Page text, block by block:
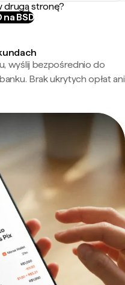
drugą stronę?
na BSD
wyślij bezpośrednio do
Brak ukrytych opłat ani